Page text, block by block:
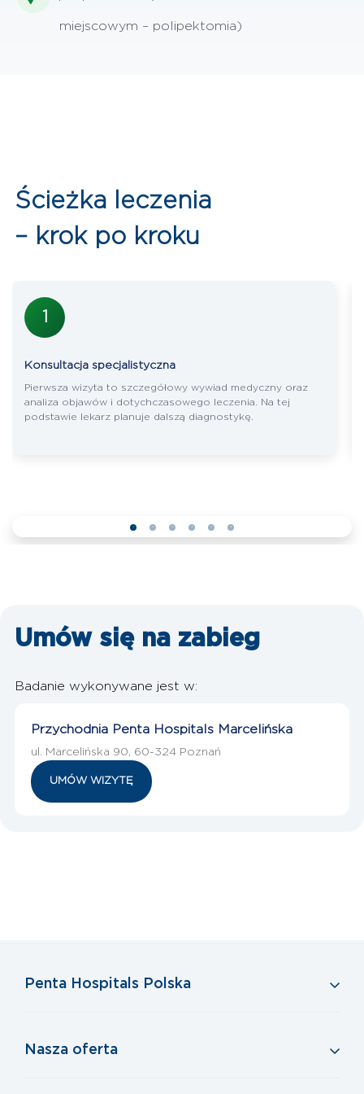
miejscowym – polipektomia)
Ścieżka leczenia
– krok po kroku
Konsultacja specjalistyczna
Pierwsza wizyta to szczegółowy wywiad medyczny oraz
analiza objawów i dotychczasowego leczenia. Na tej
podstawie lekarz planuje dalszą diagnostykę.
Umów się na zabieg
Badanie wykonywane jest w:
Przychodnia Penta Hospitals Marcelińska
ul. Marcelińska 90, 60-324 Poznań
UMÓW WIZYTĘ
Penta Hospitals Polska
Nasza oferta